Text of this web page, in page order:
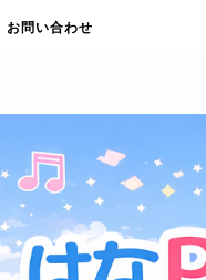
お問い合わせ